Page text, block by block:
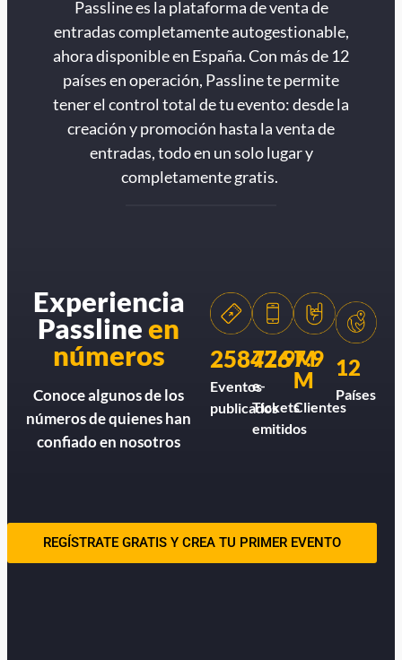
Passline es la plataforma de venta de
entradas completamente autogestionable,
ahora disponible en España. Con más de 12
países en operación, Passline te permite
tener el control total de tu evento: desde la
creación y promoción hasta la venta de
entradas, todo en un solo lugar y
completamente gratis.
Experiencia
Passlineen
números
Conoce algunos de los
números de quienes han
confiado en nosotros
258426
Eventos
publicados
77.9M
e-
Tickets
emitidos
7.9
M
Clientes
12
Países
REGÍSTRATE GRATIS Y CREA TU PRIMER EVENTO